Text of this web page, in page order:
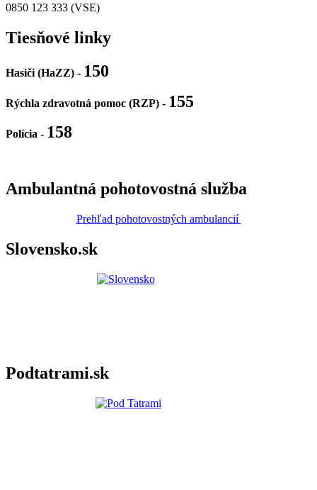
0850 123 333 (VSE)
Tiesňové linky
Hasiči (HaZZ) - 150
Rýchla zdravotná pomoc (RZP) - 155
Polícia - 158
Ambulantná pohotovostná služba
Prehľad pohotovostných ambulancií
Slovensko.sk
Podtatrami.sk